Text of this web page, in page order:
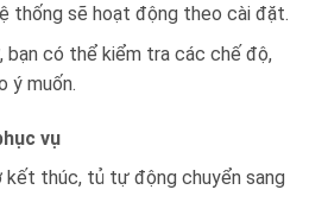
thống sẽ hoạt động theo cài đặt.
bạn có thể kiểm tra các chế độ,
ý muốn.
vụ
kết thúc, tủ tự động chuyển sang